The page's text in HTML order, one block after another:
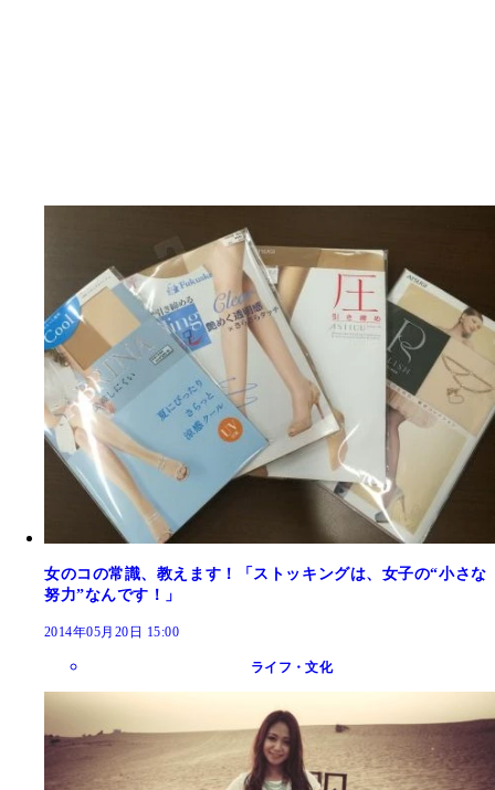
女のコの常識、教えます！「ストッキングは、女子の“小さな
努力”なんです！」
2014年05月20日 15:00
ライフ・文化